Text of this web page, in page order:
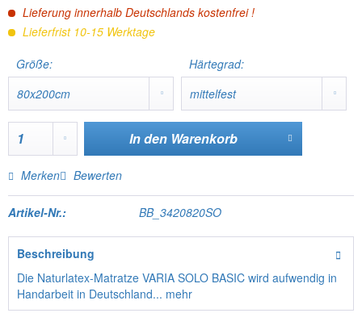
Lieferung innerhalb Deutschlands kostenfrei !
Lieferfrist 10-15 Werktage
Größe:
Härtegrad:
In den Warenkorb
Merken Bewerten
Artikel-Nr.: BB_3420820SO
Beschreibung
Die Naturlatex-Matratze VARIA SOLO BASIC wird aufwendig in
Handarbeit in Deutschland... mehr